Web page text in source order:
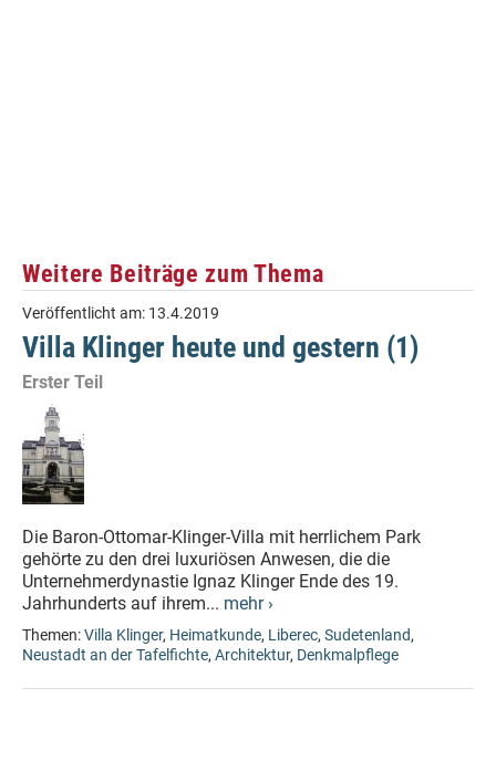
Weitere Beiträge zum Thema
Veröffentlicht am: 13.4.2019
Villa Klinger heute und gestern (1)
Erster Teil
Die Baron-Ottomar-Klinger-Villa mit herrlichem Park
gehörte zu den drei luxuriösen Anwesen, die die
Unternehmerdynastie Ignaz Klinger Ende des 19.
Jahrhunderts auf ihrem... mehr ›
Themen:Villa Klinger, Heimatkunde, Liberec, Sudetenland,
Neustadt an der Tafelfichte, Architektur, Denkmalpflege